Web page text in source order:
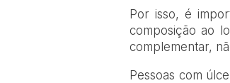
Por isso, é
composição ao
complementar,
Pessoas com